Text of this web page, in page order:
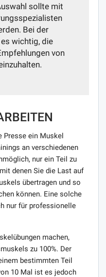
sollte mit
Bei der
wichtig, die
von
Presse ein Muskel
an verschiedenen
nur ein Teil zu
denen Sie die Last auf
übertragen und so
können. Eine solche
nur für professionelle
machen,
zu 100%. Der
bestimmten Teil
10 Mal ist es jedoch